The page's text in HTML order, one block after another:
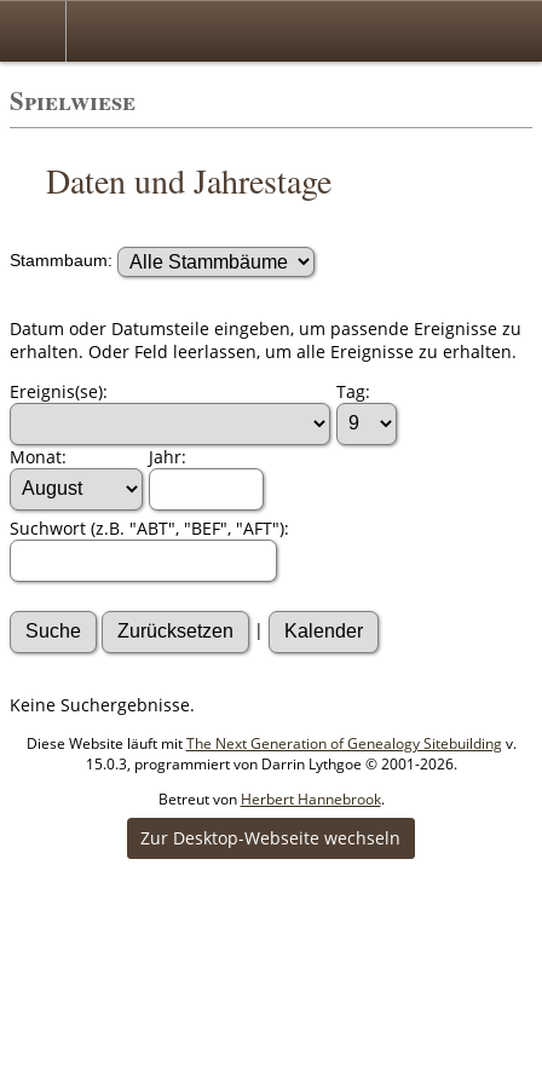
Spielwiese
Daten und Jahrestage
Stammbaum:
Datum oder Datumsteile eingeben, um passende Ereignisse zu
erhalten. Oder Feld leerlassen, um alle Ereignisse zu erhalten.
Ereignis(se):
Tag:
Monat: Jahr:
Suchwort (z.B. "ABT", "BEF", "AFT"):
|
Keine Suchergebnisse.
Diese Website läuft mitThe Next Generation of Genealogy Sitebuildingv.
15.0.3, programmiert von Darrin Lythgoe © 2001-2026.
Betreut von Herbert Hannebrook.
Zur Desktop-Webseite wechseln